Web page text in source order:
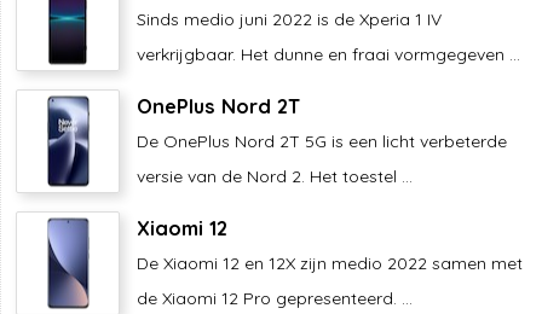
Sinds medio juni 2022 is de Xperia 1 IV
verkrijgbaar. Het dunne en fraai vormgegeven ...
OnePlus Nord 2T
De OnePlus Nord 2T 5G is een licht verbeterde
versie van de Nord 2. Het toestel ...
Xiaomi 12
De Xiaomi 12 en 12X zijn medio 2022 samen met
de Xiaomi 12 Pro gepresenteerd. ...